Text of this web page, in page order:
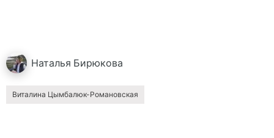
Наталья Бирюкова
Виталина Цымбалюк-Романовская